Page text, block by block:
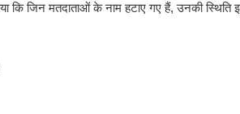
कि जिन मतदाताओं के नाम हटाए गए हैं, उनकी स्थिति